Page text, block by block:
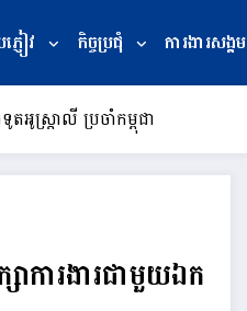
ញៀវ កិច្ចប្រជុំ ការងារសង្គម
ស្ត្រាលី ប្រចាំកម្ពុជា
ការងារជាមួយឯក